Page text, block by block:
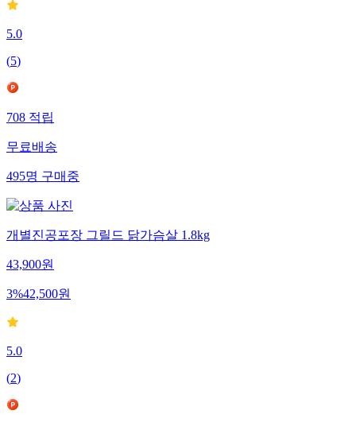
5.0
(5)
708적립
무료배송
495명구매중
개별진공포장 그릴드 닭가슴살 1.8kg
43,900원
3%42,500원
5.0
(2)